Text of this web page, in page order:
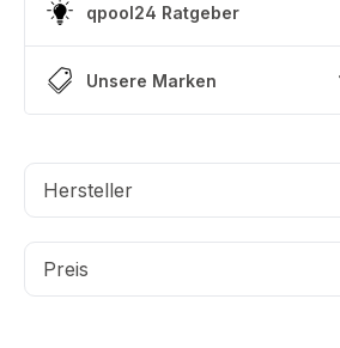
qpool24 Ratgeber
Unsere Marken
Hersteller
Preis